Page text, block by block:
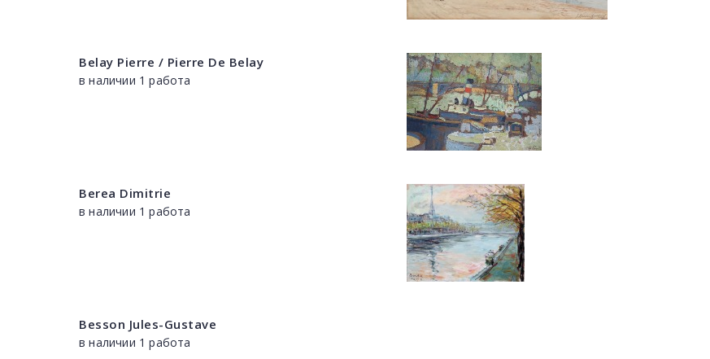
Belay Pierre / Pierre De Belay
в наличии 1 работа
Berea Dimitrie
в наличии 1 работа
Besson Jules-Gustave
в наличии 1 работа